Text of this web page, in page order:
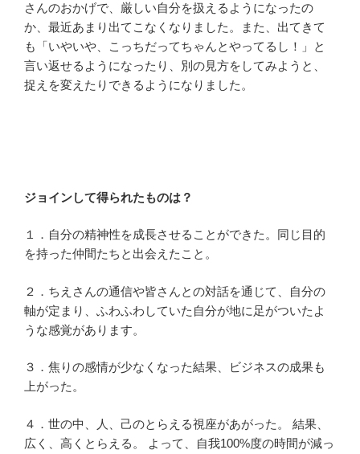
さんのおかげで、厳しい自分を扱えるようになったの
か、最近あまり出てこなくなりました。また、出てきて
も「いやいや、こっちだってちゃんとやってるし！」と
言い返せるようになったり、別の見方をしてみようと、
捉えを変えたりできるようになりました。
ジョインして得られたものは？
１．自分の精神性を成長させることができた。同じ目的
を持った仲間たちと出会えたこと。
２．ちえさんの通信や皆さんとの対話を通じて、自分の
軸が定まり、ふわふわしていた自分が地に足がついたよ
うな感覚があります。
３．焦りの感情が少なくなった結果、ビジネスの成果も
上がった。
４．世の中、人、己のとらえる視座があがった。 結果、
広く、高くとらえる。 よって、自我100%度の時間が減っ